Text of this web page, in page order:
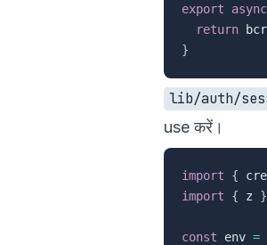
export async
return
}
lib/auth/
use करें।
import {
import
{ z }
const env =